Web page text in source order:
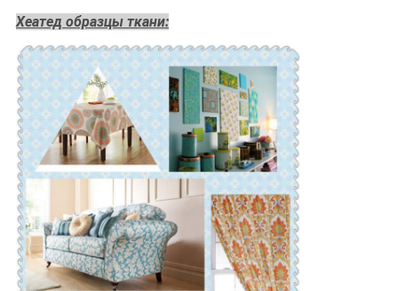
Хеатед образцы ткани: